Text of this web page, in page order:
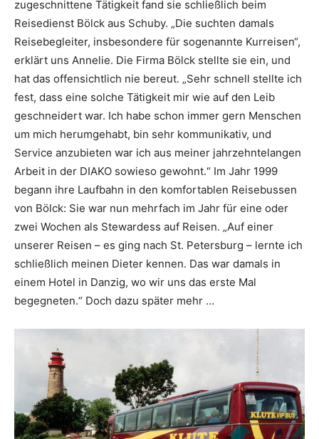
zugeschnittene Tätigkeit fand sie schließlich beim
Reisedienst Bölck aus Schuby. „Die suchten damals
Reisebegleiter, insbesondere für sogenannte Kurreisen“,
erklärt uns Annelie. Die Firma Bölck stellte sie ein, und
hat das offensichtlich nie bereut. „Sehr schnell stellte ich
fest, dass eine solche Tätigkeit mir wie auf den Leib
geschneidert war. Ich habe schon immer gern Menschen
um mich herumgehabt, bin sehr kommunikativ, und
Service anzubieten war ich aus meiner jahrzehntelangen
Arbeit in der DIAKO sowieso gewohnt.“ Im Jahr 1999
begann ihre Laufbahn in den komfortablen Reisebussen
von Bölck: Sie war nun mehrfach im Jahr für eine oder
zwei Wochen als Stewardess auf Reisen. „Auf einer
unserer Reisen – es ging nach St. Petersburg – lernte ich
schließlich meinen Dieter kennen. Das war damals in
einem Hotel in Danzig, wo wir uns das erste Mal
begegneten.“ Doch dazu später mehr …